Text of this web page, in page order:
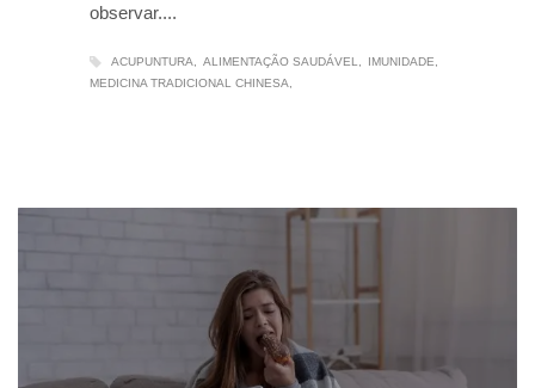
observar....
ACUPUNTURA ALIMENTAÇÃO SAUDÁVEL
IMUNIDADE
MEDICINA TRADICIONAL CHINESA